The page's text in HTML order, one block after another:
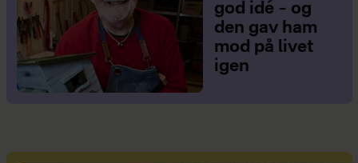
god idé – og
den gav ham
mod på livet
igen